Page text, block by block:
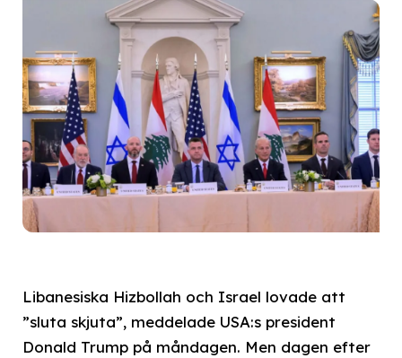
Libanesiska Hizbollah och Israel lovade att
”sluta skjuta”, meddelade USA:s president
Donald Trump på måndagen. Men dagen efter